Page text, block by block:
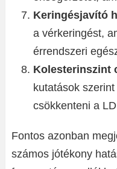
Keringésjavító
a vérkeringést,
érrendszeri
Kolesterinszint
kutatások
csökkenteni a
Fontos azonban
számos jótékony